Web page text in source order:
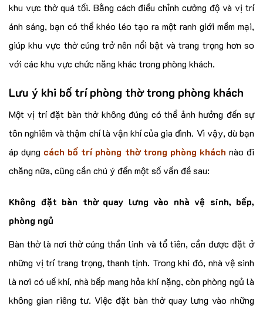
khu vực thờ quá tối. Bằng cách điều chỉnh cường độ và vị trí
ánh sáng, bạn có thể khéo léo tạo ra một ranh giới mềm mại,
giúp khu vực thờ cúng trở nên nổi bật và trang trọng hơn so
với các khu vực chức năng khác trong phòng khách.
Lưu ý khi bố trí phòng thờ trong phòng khách
Một vị trí đặt bàn thờ không đúng có thể ảnh hưởng đến sự
tôn nghiêm và thậm chí là vận khí của gia đình. Vì vậy, dù bạn
áp dụng cách bố trí phòng thờ trong phòng khách nào đi
chăng nữa, cũng cần chú ý đến một số vấn đề sau:
Không đặt bàn thờ quay lưng vào nhà vệ sinh, bếp,
phòng ngủ
Bàn thờ là nơi thờ cúng thần linh và tổ tiên, cần được đặt ở
những vị trí trang trọng, thanh tịnh. Trong khi đó, nhà vệ sinh
là nơi có uế khí, nhà bếp mang hỏa khí nặng, còn phòng ngủ là
không gian riêng tư. Việc đặt bàn thờ quay lưng vào những